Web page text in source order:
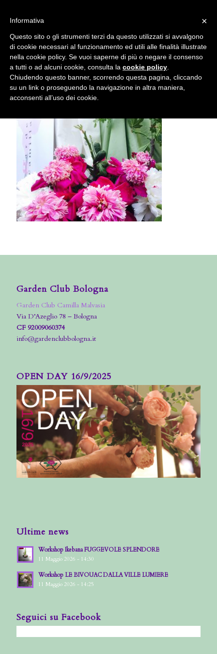
Workshop Principianti
Garden Club Bologna
Garden Club Camilla Malvasia
Via D’Azeglio 78 – Bologna
CF 92009060374
info@gardenclubbologna.it
OPEN DAY 16/9/2025
Ultime news
Workshop Ikebana FUGGEVOLE SPLENDORE
11 Maggio 2026 - 14:30
Workshop LE BIVOUAC DALLA VILLE LUMIERE
11 Maggio 2026 - 14:25
Seguici su Facebook
accetta l'uso dei cookies previsto nella pagina dedicata.
Fai clic per abilitare/disabilitare il tracciamento di
Google Analytics.
OK Privacy e cookie policy
×
Informativa
Questo sito o gli strumenti terzi da questo utilizzati si avvalgono
di cookie necessari al funzionamento ed utili alle finalità illustrate
nella cookie policy. Se vuoi saperne di più o negare il consenso
a tutti o ad alcuni cookie, consulta la cookie policy
Chiudendo questo banner, scorrendo questa pagina, cliccando
su un link o proseguendo la navigazione in altra maniera,
acconsenti all’uso dei cookie.